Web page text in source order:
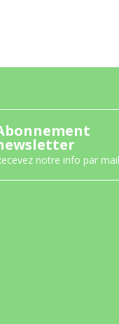
notre info par mail